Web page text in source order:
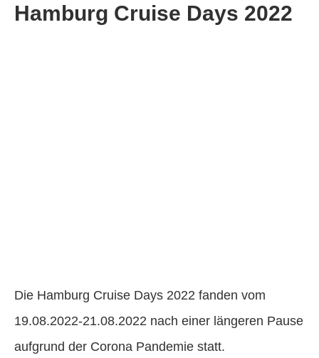
Hamburg Cruise Days 2022
Die Hamburg Cruise Days 2022 fanden vom
19.08.2022-21.08.2022 nach einer längeren Pause
aufgrund der Corona Pandemie statt.